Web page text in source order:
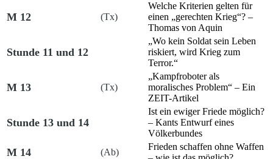
M 12 (Tx)
Welche Kriterien gelten für
einen „gerechten Krieg“? –
Thomas von Aquin
Stunde 11 und 12
„Wo kein Soldat sein Leben
riskiert, wird Krieg zum
Terror.“
M 13 (Tx)
„Kampfroboter als
moralisches Problem“ – Ein
ZEIT-Artikel
Stunde 13 und 14
Ist ein ewiger Friede möglich?
– Kants Entwurf eines
Völkerbundes
M 14 (Ab)
Frieden schaffen ohne Waffen